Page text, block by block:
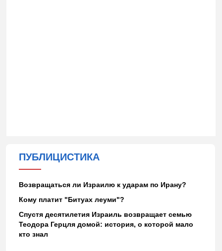
ПУБЛИЦИСТИКА
Возвращаться ли Израилю к ударам по Ирану?
Кому платит "Битуах леуми"?
Спустя десятилетия Израиль возвращает семью
Теодора Герцля домой: история, о которой мало
кто знал